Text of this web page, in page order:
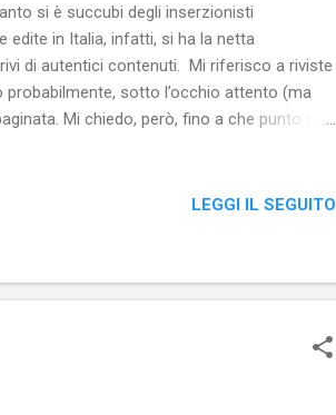
si è succubi degli inserzionisti
edite in Italia, infatti, si ha la netta
di autentici contenuti. Mi riferisco a riviste
sotto l’occhio attento (ma
Mi chiedo, però, fino a che punto non
di una rivista che voglia comunicare con i
LEGGI IL SEGUITO